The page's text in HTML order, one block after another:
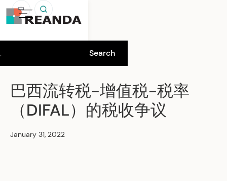
中
巴西流转税-增值税-税率
（DIFAL）的税收争议
January 31, 2022